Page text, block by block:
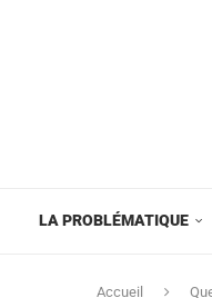
LA PROBLÉMATIQUE
Accueil